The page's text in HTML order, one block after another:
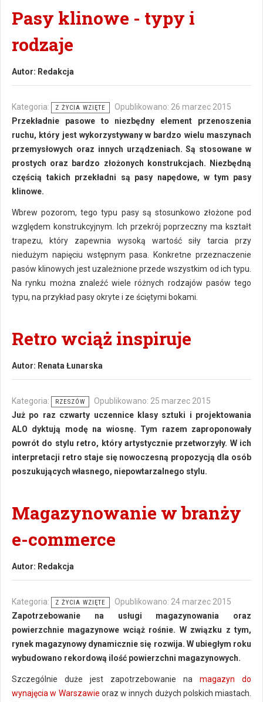
Pasy klinowe - typy i
rodzaje
Autor: Redakcja
Kategoria: Z ŻYCIA WZIĘTE
Opublikowano: 26 marzec 2015
Przekładnie pasowe to niezbędny element przenoszenia
ruchu, który jest wykorzystywany w bardzo wielu maszynach
przemysłowych oraz innych urządzeniach. Są stosowane w
prostych oraz bardzo złożonych konstrukcjach. Niezbędną
częścią takich przekładni są pasy napędowe, w tym pasy
klinowe.
Wbrew pozorom, tego typu pasy są stosunkowo złożone pod
względem konstrukcyjnym. Ich przekrój poprzeczny ma kształt
trapezu, który zapewnia wysoką wartość siły tarcia przy
niedużym napięciu wstępnym pasa. Konkretne przeznaczenie
pasów klinowych jest uzależnione przede wszystkim od ich typu.
Na rynku można znaleźć wiele różnych rodzajów pasów tego
typu, na przykład pasy okryte i ze ściętymi bokami.
Retro wciąż inspiruje
Autor: Renata Łunarska
Kategoria: RZESZÓW
Opublikowano: 25 marzec 2015
Już po raz czwarty uczennice klasy sztuki i projektowania
ALO dyktują modę na wiosnę. Tym razem zaproponowały
powrót do stylu retro, który artystycznie przetworzyły. W ich
interpretacji retro staje się nowoczesną propozycją dla osób
poszukujących własnego, niepowtarzalnego stylu.
Magazynowanie w branży
e-commerce
Autor: Redakcja
Kategoria: Z ŻYCIA WZIĘTE
Opublikowano: 24 marzec 2015
Zapotrzebowanie na usługi magazynowania oraz
powierzchnie magazynowe wciąż rośnie. W związku z tym,
rynek magazynowy dynamicznie się rozwija. W ubiegłym roku
wybudowano rekordową ilość powierzchni magazynowych.
Szczególnie duże jest zapotrzebowanie na magazyn do
wynajęcia w Warszawie oraz w innych dużych polskich miastach.